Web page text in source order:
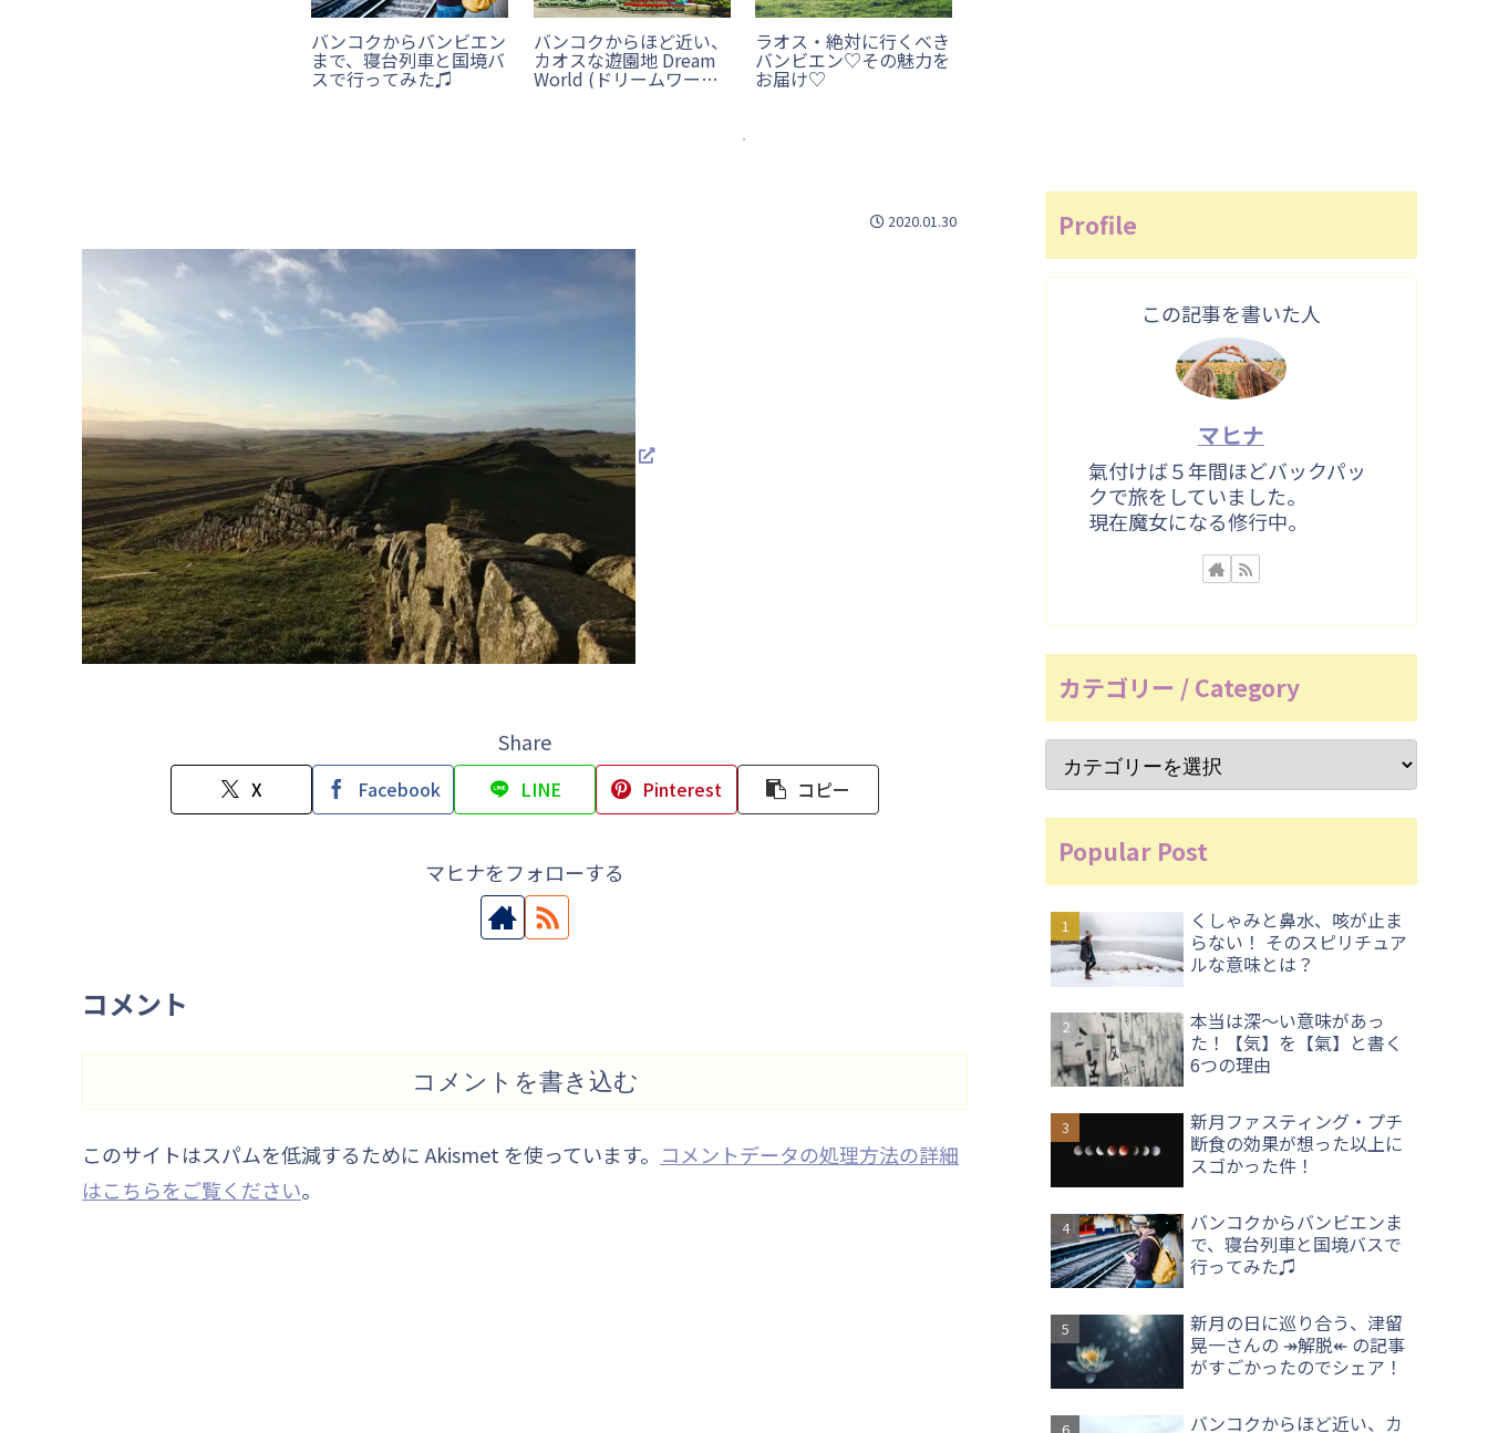
バンコクからバンビエン
まで、寝台列車と国境バ
スで行ってみた♫
バンコクからほど近い、
カオスな遊園地 Dream
World (ドリームワール
ド)に行ってみた！
ラオス・絶対に行くべき
バンビエン♡その魅力を
お届け♡
2020.01.30
Share
X Facebook LINE Pinterest コピー
マヒナをフォローする
コメント
コメントを書き込む
このサイトはスパムを低減するために Akismet を使っています。 コメントデータの処理方法の詳細
はこちらをご覧ください。
Profile
この記事を書いた人
マヒナ
氣付けば５年間ほどバックパッ
クで旅をしていました。
現在魔女になる修行中。
カテゴリー / Category
Popular Post
くしゃみと鼻水、咳が止ま
らない！ そのスピリチュア
ルな意味とは？
本当は深〜い意味があっ
た！【気】を【氣】と書く
6つの理由
新月ファスティング・プチ
断食の効果が想った以上に
スゴかった件！
バンコクからバンビエンま
で、寝台列車と国境バスで
行ってみた♫
新月の日に巡り合う、津留
晃一さんの ↠解脱↞ の記事
がすごかったのでシェア！
バンコクからほど近い、カ